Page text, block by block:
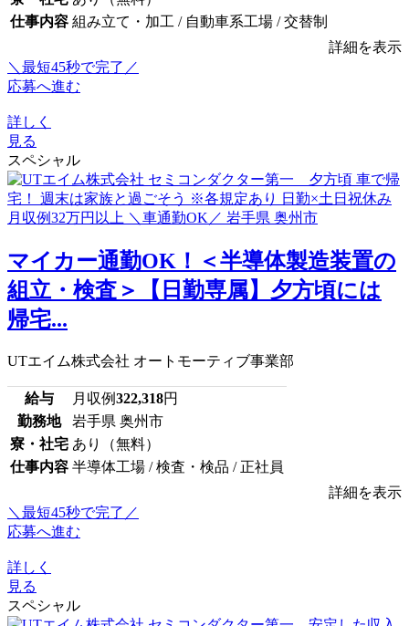
仕事内容 組み立て・加工 / 自動車系工場 / 交替制
詳細を表示
＼最短45秒で完了／
応募へ進む
詳しく
見る
スペシャル
マイカー通勤OK！＜半導体製造装置の
組立・検査＞【日勤専属】夕方頃には
帰宅...
UTエイム株式会社 オートモーティブ事業部
給与 月収例322,318円
勤務地
岩手県 奥州市
寮・社宅 あり（無料）
仕事内容 半導体工場 / 検査・検品 / 正社員
詳細を表示
＼最短45秒で完了／
応募へ進む
詳しく
見る
スペシャル